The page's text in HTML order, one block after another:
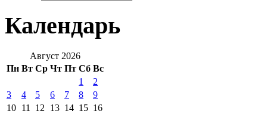
Календарь
Август 2026
Пн Вт Ср Чт Пт Сб Вс
1
2
3
4 5 6 7 8
9
10 11 12 13 14 15 16